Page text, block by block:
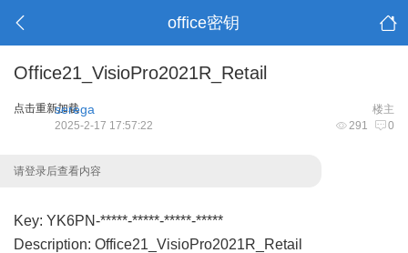
office密钥
Office21_VisioPro2021R_Retail
点击重新加载 楼主
serega
291 0
2025-2-17 17:57:22
请登录后查看内容
Key: YK6PN-*****-*****-*****-*****
Description: Office21_VisioPro2021R_Retail